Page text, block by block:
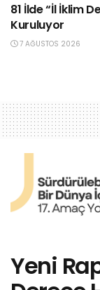
81 İlde “İl İklim
Kuruluyor
7 AĞUSTOS 2026
Yeni